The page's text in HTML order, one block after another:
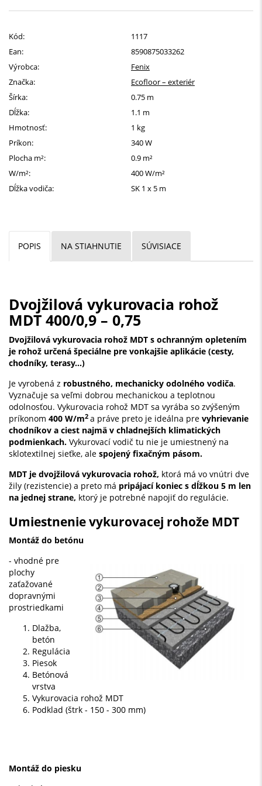
Kód:
1117
Ean:
8590875033262
Výrobca:
Fenix
Značka:
Ecofloor – exteriér
Šírka:
0.75 m
Dĺžka:
1.1 m
Hmotnosť:
1 kg
Príkon:
340 W
Plocha m²:
0.9 m²
W/m²:
400 W/m²
Dĺžka vodiča:
SK 1 x 5 m
POPIS NA STIAHNUTIE SÚVISIACE
Dvojžilová vykurovacia rohož
MDT 400/0,9 – 0,75
Dvojžilová vykurovacia rohož MDT s ochranným opletením
je rohož určená špeciálne pre vonkajšie aplikácie (cesty,
chodníky, terasy...)
Je vyrobená z robustného, mechanicky odolného vodiča.
Vyznačuje sa veľmi dobrou mechanickou a teplotnou
odolnosťou. Vykurovacia rohož MDT sa vyrába so zvýšeným
príkonom 400 W/m2 a práve preto je ideálna pre vyhrievanie
chodníkov a ciest najmä v chladnejších klimatických
podmienkach. Vykurovací vodič tu nie je umiestnený na
sklotextilnej sieťke, ale spojený fixačným pásom.
MDT je dvojžilová vykurovacia rohož, ktorá má vo vnútri dve
žily (rezistencie) a preto má pripájací koniec s dĺžkou 5 m len
na jednej strane, ktorý je potrebné napojiť do regulácie.
Umiestnenie vykurovacej rohože MDT
Montáž do betónu
- vhodné pre
plochy
zaťažované
dopravnými
prostriedkami
Dlažba,
betón
Regulácia
Piesok
Betónová
vrstva
Vykurovacia rohož MDT
Podklad (štrk - 150 - 300 mm)
Montáž do piesku